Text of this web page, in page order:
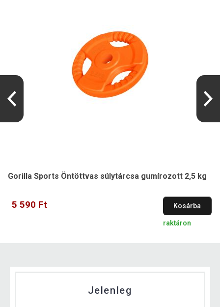
Gorilla Sports Öntöttvas súlytárcsa gumírozott 2,5 kg
5 590 Ft Kosárba
raktáron
Jelenleg